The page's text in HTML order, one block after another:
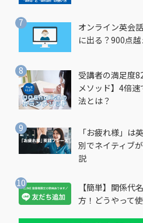
オンライン英会
に出る？900点
受講者の満足度
メソッド】4倍
法とは？
「お疲れ様」
別でネイティブ
説
【簡単】関係代
方！どうやって